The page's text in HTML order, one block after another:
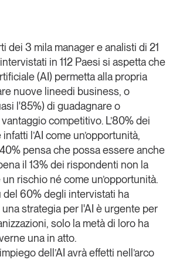
Newsletter
Linkedin
Copia Link
dei 3 mila manager e analisti di 21
in 112 Paesi si aspetta che
iciale(AI) permetta alla propria
nuove lineedi business, o
l'85%) di guadagnare o
competitivo. L’80% dei
l’AI come un’opportunità,
pensa che possa essere anche
il 13% dei rispondenti non la
rischio né come un’opportunità.
del 60% degli intervistati ha
strategia per l'AI è urgente per
solo la metà di loro ha
una in atto.
dell’AI avrà effetti nell’arco